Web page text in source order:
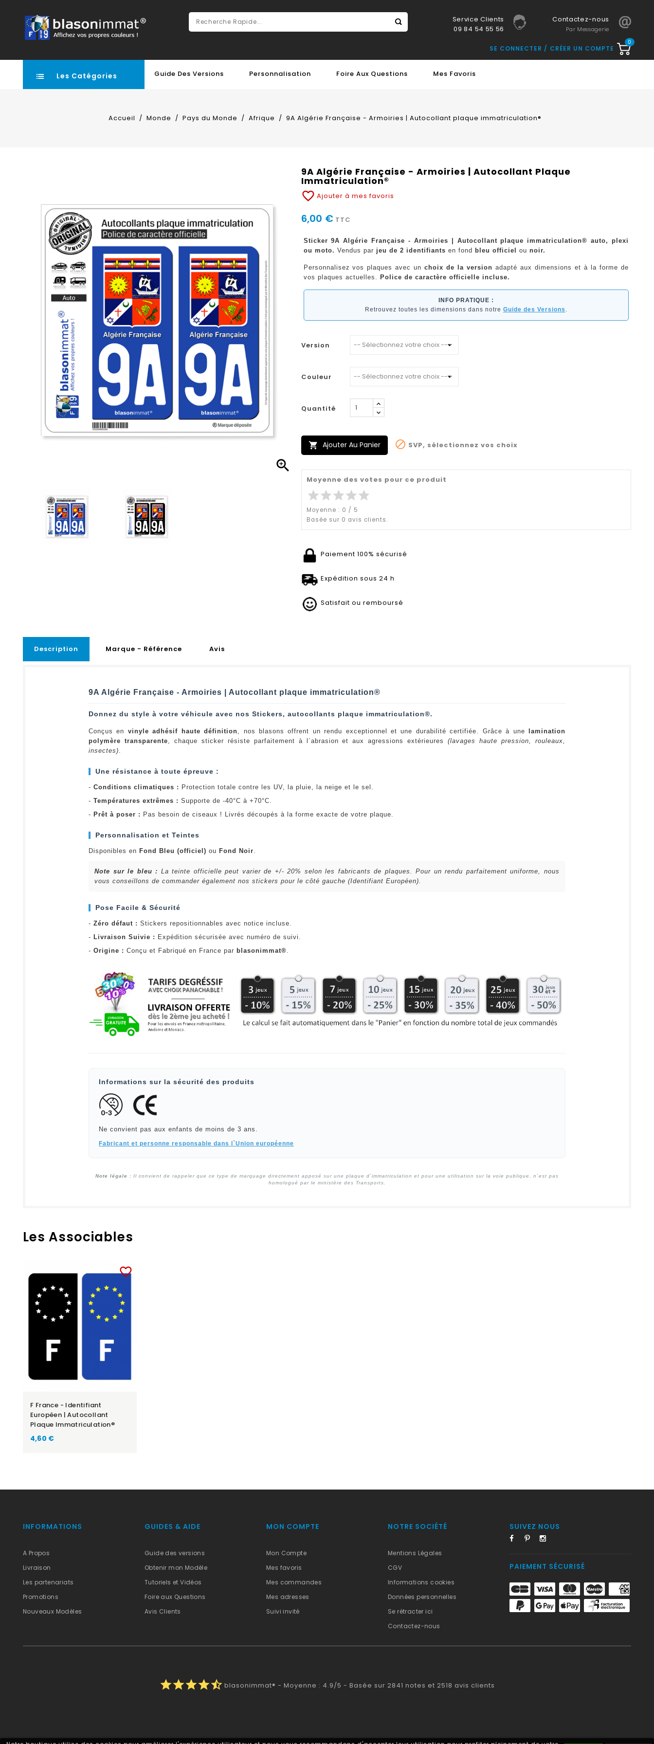
Service Clients
09 84 54 55 56
Contactez-nous
Par Messagerie
0
SE CONNECTER CRÉER UN COMPTE
Les Catégories Guide Des Versions Personnalisation Foire Aux Questions Mes Favoris
Accueil Monde Pays du Monde Afrique 9A Algérie Française - Armoiries | Autocollant plaque immatriculation®

9A Algérie Française - Armoiries | Autocollant Plaque
Immatriculation®
favorite_border Ajouter à mes favoris
6,00 € TTC
Sticker 9A Algérie Française - Armoiries | Autocollant plaque immatriculation® auto, plexi
ou moto. Vendus par jeu de 2 identifiants en fond bleu officiel ou noir.
Personnalisez vos plaques avec unchoix de la version adapté aux dimensions et à la forme de
vos plaques actuelles.
Police de caractère officielle incluse.
INFO PRATIQUE :
Retrouvez toutes les dimensions dans notre Guide des Versions
Version
Couleur
Quantité
 Ajouter Au Panier  SVP, sélectionnez vos choix
Moyenne des votes pour ce produit
starstarstarstarstar
Moyenne : 0 / 5
Basée sur 0 avis clients.
Paiement 100% sécurisé
Expédition sous 24 h
Satisfait ou remboursé
Description Marque - Référence Avis
9A Algérie Française - Armoiries | Autocollant plaque immatriculation®
Donnez du style à votre véhicule avec nos Stickers, autocollants plaque immatriculation®.
Conçus en vinyle adhésif haute définition , nos blasons offrent un rendu exceptionnel et une durabilité certifiée. Grâce à une
lamination
polymère transparente , chaque sticker résiste parfaitement à l`abrasion et aux agressions extérieures(lavages haute pression, rouleaux,
insectes)
Une résistance à toute épreuve :
- Conditions climatiques : Protection totale contre les UV, la pluie, la neige et le sel.
- Températures extrêmes : Supporte de -40°C à +70°C.
- Prêt à poser : Pas besoin de ciseaux ! Livrés découpés à la forme exacte de votre plaque.
Personnalisation et Teintes
Disponibles en Fond Bleu (officiel) ou Fond Noir
Note sur le bleu : La teinte officielle peut varier de +/- 20% selon les fabricants de plaques. Pour un rendu parfaitement uniforme, nous
vous conseillons de commander également nos stickers pour le côté gauche (Identifiant Européen).
Pose Facile & Sécurité
- Zéro défaut : Stickers repositionnables avec notice incluse.
- Livraison Suivie : Expédition sécurisée avec numéro de suivi.
- Origine : Conçu et Fabriqué en France par blasonimmat®
Informations sur la sécurité des produits
Ne convient pas aux enfants de moins de 3 ans.
Fabricant et personne responsable dans l`Union européenne
Note légale : Il convient de rappeler que ce type de marquage directement apposé sur une plaque d`immatriculation et pour une utilisation sur la voie publique, n`est pas
homologué par le ministère des Transports.
Les Associables
favorite_border
F France - Identifiant
Européen | Autocollant
Plaque Immatriculation®
Prix
4,60 €
INFORMATIONS
A Propos
Livraison
Les partenariats
Promotions
Nouveaux Modèles
GUIDES & AIDE
Guide des versions
Obtenir mon Modèle
Tutoriels et Vidéos
Foire aux Questions
Avis Clients
MON COMPTE
Mon Compte
Mes favoris
Mes commandes
Mes adresses
Suivi invité
NOTRE SOCIÉTÉ
Mentions Légales
CGV
Informations cookies
Données personnelles
Se rétracter ici
Contactez-nous
SUIVEZ NOUS
PAIEMENT SÉCURISÉ
starstarstarstarstar_half blasonimmat® - Moyenne : 4.9/5 - Basée sur 2841 notes et 2518 avis clients